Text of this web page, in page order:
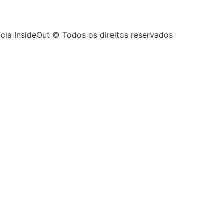
InsideOut © Todos os direitos reservados